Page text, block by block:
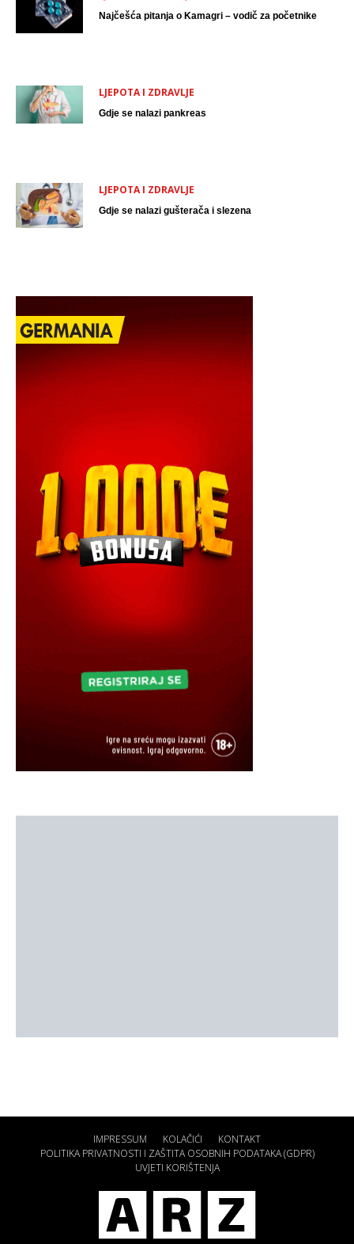
Najčešća pitanja o Kamagri – vodič za početnike
LJEPOTA I ZDRAVLJE
Gdje se nalazi pankreas
LJEPOTA I ZDRAVLJE
Gdje se nalazi gušterača i slezena
IMPRESSUM KOLAČIĆI
KONTAKT
POLITIKA PRIVATNOSTI I ZAŠTITA OSOBNIH PODATAKA (GDPR)
UVJETI KORIŠTENJA